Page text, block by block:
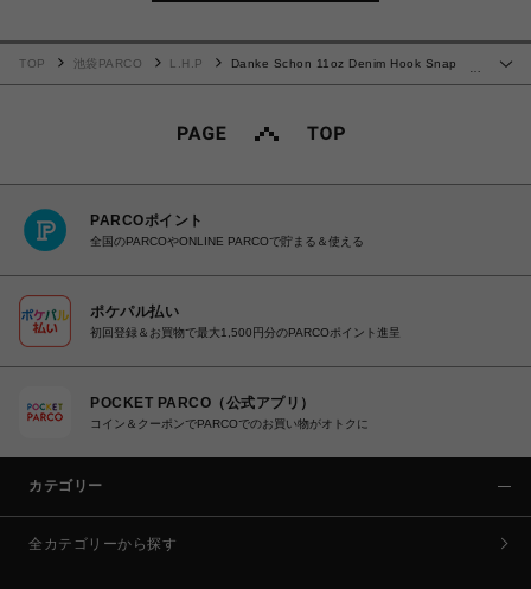
…
TOP 池袋PARCO L.H.P
Danke Schon 11oz Denim Hook Snap
PARCOポイント
全国のPARCOやONLINE PARCOで貯まる＆使える
ポケパル払い
初回登録＆お買物で最大1,500円分のPARCOポイント進呈
POCKET PARCO（公式アプリ）
コイン＆クーポンでPARCOでのお買い物がオトクに
カテゴリー
全カテゴリーから探す